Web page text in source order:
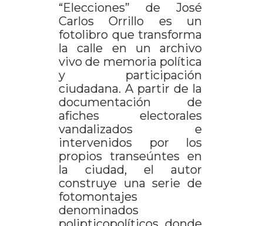
“Elecciones” de José
Carlos Orrillo es un
fotolibro que transforma
la calle en un archivo
vivo de memoria política
y participación
ciudadana. A partir de la
documentación de
afiches electorales
vandalizados e
intervenidos por los
propios transeúntes en
la ciudad, el autor
construye una serie de
fotomontajes
denominados